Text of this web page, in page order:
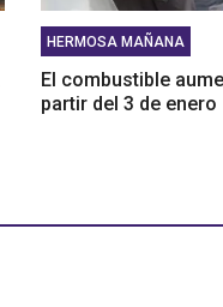
HERMOSA MAÑANA
El combustible
partir del 3 de enero